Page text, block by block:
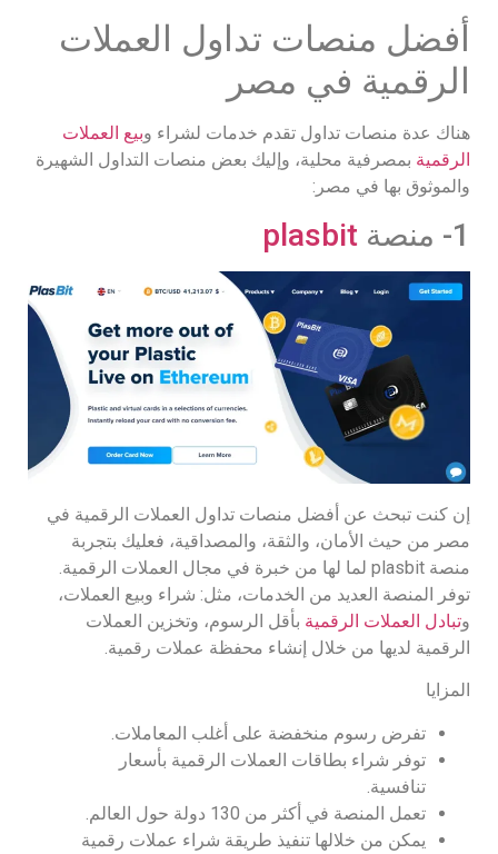
أفضل منصات تداول العملات
الرقمية في مصر
هناك عدة منصات تداول تقدم خدمات لشراء وبيع العملات
الرقمية بمصرفية محلية، وإليك بعض منصات التداول الشهيرة
والموثوق بها في مصر:
1- منصة plasbit
إن كنت تبحث عن أفضل منصات تداول العملات الرقمية في
مصر من حيث الأمان، والثقة، والمصداقية، فعليك بتجربة
منصة plasbit لما لها من خبرة في مجال العملات الرقمية.
توفر المنصة العديد من الخدمات، مثل: شراء وبيع العملات،
وتبادل العملات الرقمية بأقل الرسوم، وتخزين العملات
الرقمية لديها من خلال إنشاء محفظة عملات رقمية.
المزايا
تفرض رسوم منخفضة على أغلب المعاملات.
توفر شراء بطاقات العملات الرقمية بأسعار
تنافسية.
تعمل المنصة في أكثر من 130 دولة حول العالم.
يمكن من خلالها تنفيذ طريقة شراء عملات رقمية